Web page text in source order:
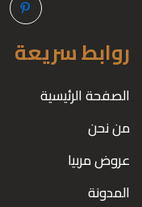
روابط سريعة
الصفحة الرئيسية
من نحن
عروض مربيا
المدونة